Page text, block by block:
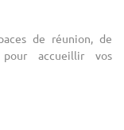
de réunion, de
pour accueillir vos